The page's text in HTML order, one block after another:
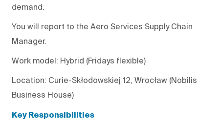
demand.
You will report to the Aero Services Supply Chain
Manager.
Work model: Hybrid (Fridays flexible)
Location: Curie-Skłodowskiej 12, Wrocław (Nobilis
Business House)
Key Responsibilities